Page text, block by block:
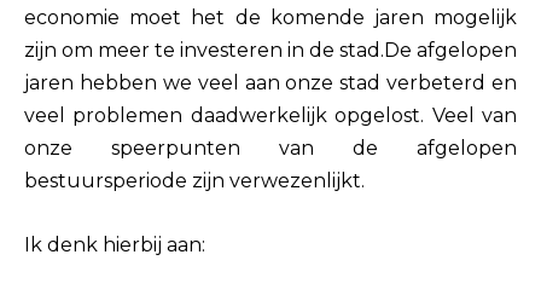
economie moet het de komende jaren mogelijk
zijn om meer te investeren in de stad.De afgelopen
jaren hebben we veel aan onze stad verbeterd en
veel problemen daadwerkelijk opgelost. Veel van
onze speerpunten van de afgelopen
bestuursperiode zijn verwezenlijkt.
Ik denk hierbij aan: